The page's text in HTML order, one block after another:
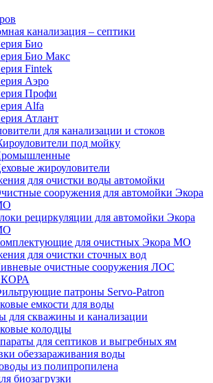
канализация – септики
Био
Био Макс
Fintek
Аэро
Профи
Alfa
Атлант
для канализации и стоков
под мойку
жироуловители
для очистки воды автомойки
сооружения для автомойки Экора
рециркуляции для автомойки Экора
для очистных Экора МО
для очистки сточных вод
очистные сооружения ЛОС
патроны Servo-Patron
емкости для воды
для скважины и канализации
колодцы
для септиков и выгребных ям
обеззараживания воды
из полипропилена
биозагрузки